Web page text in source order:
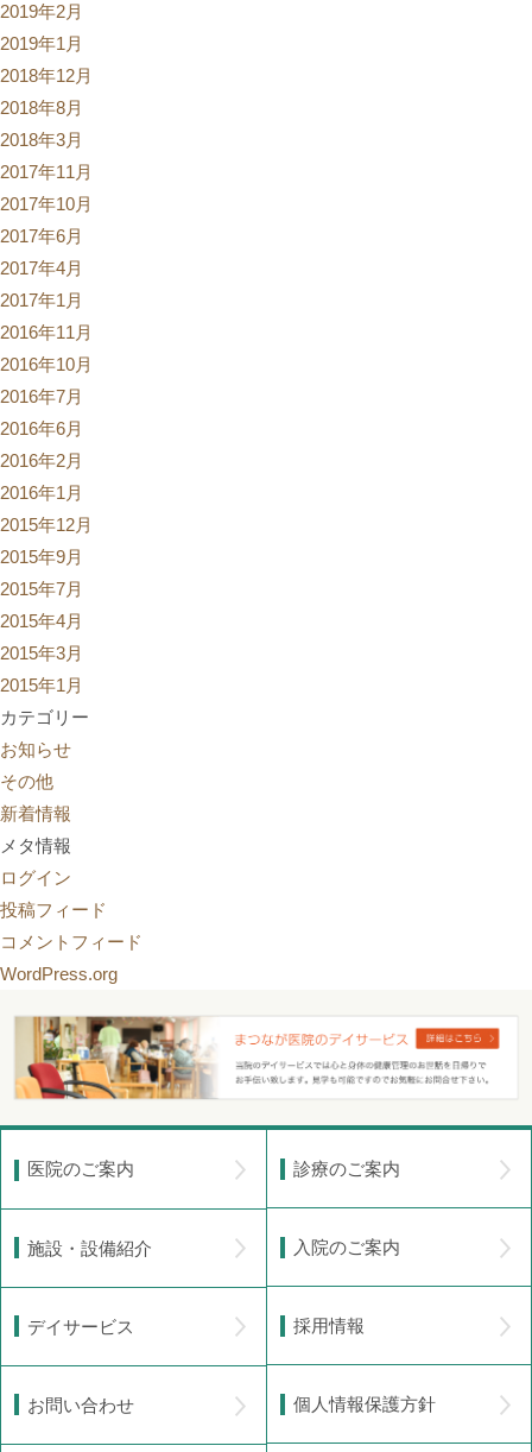
2019年2月
2019年1月
2018年12月
2018年8月
2018年3月
2017年11月
2017年10月
2017年6月
2017年4月
2017年1月
2016年11月
2016年10月
2016年7月
2016年6月
2016年2月
2016年1月
2015年12月
2015年9月
2015年7月
2015年4月
2015年3月
2015年1月
カテゴリー
お知らせ
その他
新着情報
メタ情報
ログイン
投稿フィード
コメントフィード
WordPress.org
医院のご案内
施設・設備紹介
デイサービス
お問い合わせ
診療のご案内
入院のご案内
採用情報
個人情報保護方針